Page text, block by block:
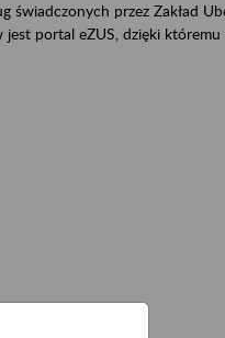
przez Zakład
portal eZUS, dzięki któremu